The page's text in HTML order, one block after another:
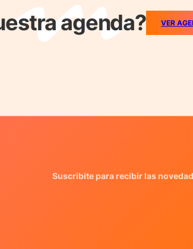
agenda? VER
Suscribite para recibir las